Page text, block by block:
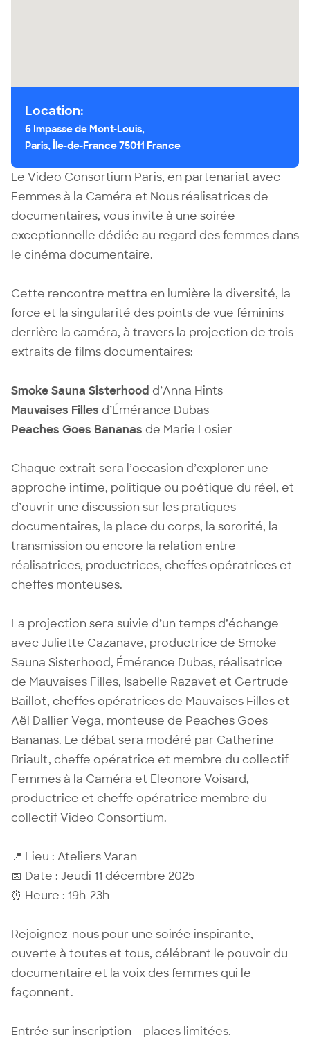
Le Video Consortium Paris, en partenariat avec
Femmes à la Caméra et Nous réalisatrices de
documentaires, vous invite à une soirée
exceptionnelle dédiée au regard des femmes dans
le cinéma documentaire.
Cette rencontre mettra en lumière la diversité, la
force et la singularité des points de vue féminins
derrière la caméra, à travers la projection de trois
extraits de films documentaires:
Smoke Sauna Sisterhood d’Anna Hints
Mauvaises Filles d’Émérance Dubas
Peaches Goes Bananas de Marie Losier
Chaque extrait sera l’occasion d’explorer une
approche intime, politique ou poétique du réel, et
d’ouvrir une discussion sur les pratiques
documentaires, la place du corps, la sororité, la
transmission ou encore la relation entre
réalisatrices, productrices, cheffes opératrices et
cheffes monteuses.
La projection sera suivie d’un temps d’échange
avec Juliette Cazanave, productrice de Smoke
Sauna Sisterhood, Émérance Dubas, réalisatrice
de Mauvaises Filles, Isabelle Razavet et Gertrude
Baillot, cheffes opératrices de Mauvaises Filles et
Aël Dallier Vega, monteuse de Peaches Goes
Bananas. Le débat sera modéré par Catherine
Briault, cheffe opératrice et membre du collectif
Femmes à la Caméra et Eleonore Voisard,
productrice et cheffe opératrice membre du
collectif Video Consortium.
📍 Lieu : Ateliers Varan
📅 Date : Jeudi 11 décembre 2025
⏰ Heure : 19h-23h
Rejoignez-nous pour une soirée inspirante,
ouverte à toutes et tous, célébrant le pouvoir du
documentaire et la voix des femmes qui le
façonnent.
Entrée sur inscription – places limitées.
Location:
6 Impasse de Mont-Louis,
Paris, Île-de-France 75011 France